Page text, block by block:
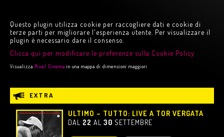
Questo plugin utilizza cookie per raccogliere dati e cookie di
terze parti per migliorare l'esperienza utente. Per visualizzare il
plugin è necessario dare il consenso.
Clicca qui per modificare le preferenze sulla Cookie Policy
Visualizza Pixel Cinema in una mappa di dimensioni maggiori
EXTRA
ULTIMO – TUTTO: LIVE A TOR VERGATA
DAL 22 AL30 SETTEMBRE